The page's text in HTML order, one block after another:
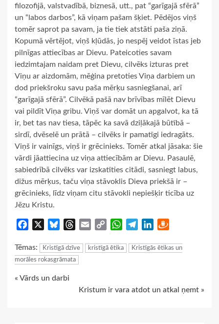
filozofijā, valstvadībā, biznesā, utt., pat “garīgajā sfērā”
un “labos darbos”, kā viņam pašam šķiet. Pēdējos viņš
tomēr saprot pa savam, ja tie tiek atstāti paša ziņā.
Kopumā vērtējot, viņš kļūdās, jo nespēj veidot īstas jeb
pilnīgas attiecības ar Dievu. Pateicoties savam
iedzimtajam naidam pret Dievu, cilvēks izturas pret
Viņu ar aizdomām, mēģina pretoties Viņa darbiem un
dod priekšroku savu paša mērķu sasniegšanai, arī
“garīgajā sfērā”. Cilvēkā pašā nav brīvības mīlēt Dievu
vai pildīt Viņa gribu. Viņš var domāt un apgalvot, ka tā
ir, bet tas nav tiesa, tāpēc ka savā dziļākajā būtībā –
sirdī, dvēselē un prātā – cilvēks ir pamatīgi iedragāts.
Viņš ir vainīgs, viņš ir grēcinieks. Tomēr atkal jāsaka: šie
vārdi jāattiecina uz viņa attiecībām ar Dievu. Pasaulē,
sabiedrībā cilvēks var izskatīties citādi, sasniegt labus,
dižus mērķus, taču viņa stāvoklis Dieva priekšā ir –
grēcinieks, līdz viņam citu stāvokli nepiešķir ticība uz
Jēzu Kristu.
Facebook BlueskyThreads
Email
Copy
WhatsApp
TelegramLinkedIn
Tēmas: Kristīgā dzīve kristīgā ētika
Kristīgās ētikas un
morāles rokasgrāmata
Continue
« Vārds un darbi
Kristum ir vara atdot un atkal ņemt »